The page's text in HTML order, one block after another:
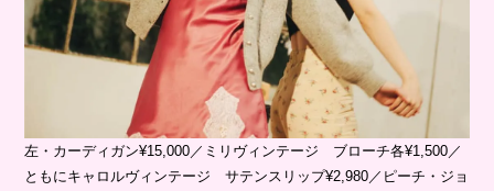
左・カーディガン¥15,000／ミリヴィンテージ ブローチ各¥1,500／
ともにキャロルヴィンテージ サテンスリップ¥2,980／ピーチ・ジョ